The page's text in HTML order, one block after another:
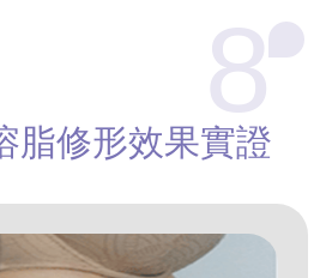
脂修形效果實證
8